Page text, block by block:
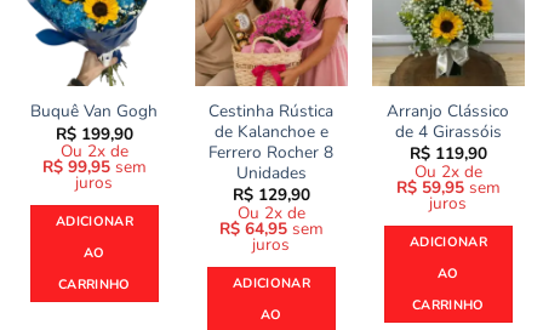
Buquê Van Gogh
R$199,90
Ou 2x de
R$99,95 sem
juros
ADICIONAR
AO
CARRINHO
Cestinha Rústica
de Kalanchoe e
Ferrero Rocher 8
Unidades
R$129,90
Ou 2x de
R$64,95 sem
juros
ADICIONAR
AO
Arranjo Clássico
de 4 Girassóis
R$119,90
Ou 2x de
R$59,95 sem
juros
ADICIONAR
AO
CARRINHO